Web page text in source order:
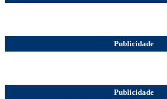
Publicidade
Publicidade